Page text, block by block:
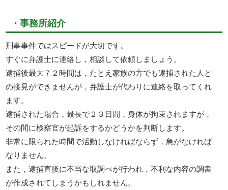
・事務所紹介
刑事事件ではスピードが大切です。
すぐに弁護士に連絡し，相談して依頼しましょう。
逮捕後最大７２時間は，たとえ家族の方でも逮捕された人と
の接見ができませんが，弁護士が代わりに連絡を取ってくれ
ます。
逮捕された場合，最長で２３日間，身体が拘束されますが，
その間に検察官が起訴をするかどうかを判断します。
非常に限られた時間で活動しなければならず，急がなければ
なりません。
また，逮捕直後に不当な取調べが行われ，不利な内容の調書
が作成されてしまうかもしれません。